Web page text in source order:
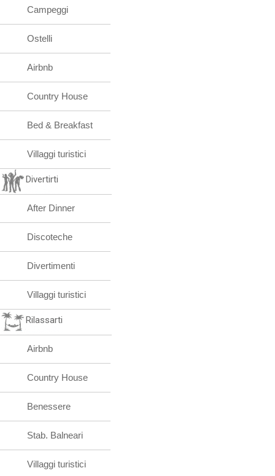
Campeggi
Ostelli
Airbnb
Country House
Bed & Breakfast
Villaggi turistici
Divertirti
After Dinner
Discoteche
Divertimenti
Villaggi turistici
Rilassarti
Airbnb
Country House
Benessere
Stab. Balneari
Villaggi turistici